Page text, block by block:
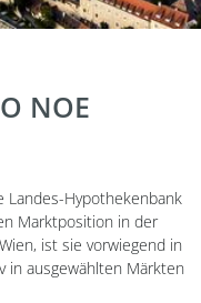
NOE
Landes-Hypothekenbank
Marktposition in der
ist sie vorwiegend in
in ausgewählten Märkten